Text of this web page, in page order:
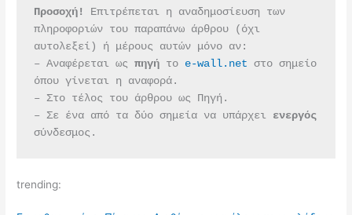
Προσοχή!
Επιτρέπεται η αναδημοσίευση των
πληροφοριών του παραπάνω άρθρου (όχι
αυτολεξεί) ή μέρους αυτών μόνο αν:
– Αναφέρεται ως πηγή το e-wall.net στο σημείο
όπου γίνεται η αναφορά.
– Στο τέλος του άρθρου ως Πηγή.
– Σε ένα από τα δύο σημεία να υπάρχει
σύνδεσμος.
trending: